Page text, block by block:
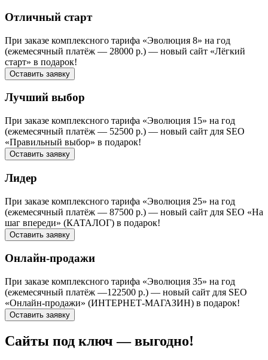
Отличный старт
При заказе комплексного тарифа «Эволюция 8» на год
(ежемесячный платёж — 28000 р.) — новый сайт «Лёгкий
старт» в подарок!
Оставить заявку
Лучший выбор
При заказе комплексного тарифа «Эволюция 15» на год
(ежемесячный платёж — 52500 р.) — новый сайт для SEO
«Правильный выбор» в подарок!
Оставить заявку
Лидер
При заказе комплексного тарифа «Эволюция 25» на год
(ежемесячный платёж — 87500 р.) — новый сайт для SEO «На
шаг впереди» (КАТАЛОГ) в подарок!
Оставить заявку
Онлайн-продажи
При заказе комплексного тарифа «Эволюция 35» на год
(ежемесячный платёж —122500 р.) — новый сайт для SEO
«Онлайн-продажи» (ИНТЕРНЕТ-МАГАЗИН) в подарок!
Оставить заявку
Сайты под ключ — выгодно!